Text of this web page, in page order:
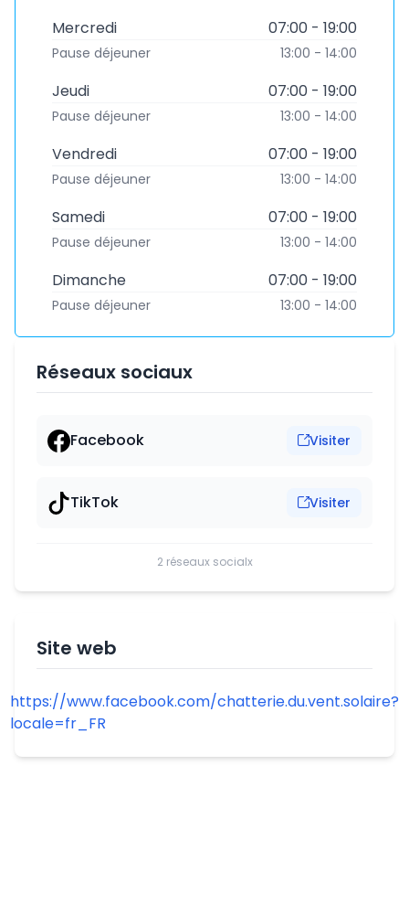
Mercredi 07:00 - 19:00
Pause déjeuner 13:00 - 14:00
Jeudi 07:00 - 19:00
Pause déjeuner 13:00 - 14:00
Vendredi 07:00 - 19:00
Pause déjeuner 13:00 - 14:00
Samedi 07:00 - 19:00
Pause déjeuner 13:00 - 14:00
Dimanche 07:00 - 19:00
Pause déjeuner 13:00 - 14:00
Réseaux sociaux
Facebook Visiter
TikTok Visiter
2 réseaux socialx
Site web
https://www.facebook.com/chatterie.du.vent.solaire?
locale=fr_FR